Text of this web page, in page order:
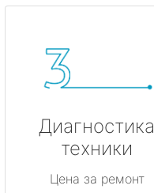
Диагностика
техники
Цена за ремонт